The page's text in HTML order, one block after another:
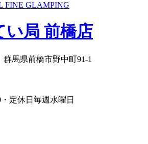
い局 前橋店
群馬県前橋市野中町91-1
定休日 毎週水曜日